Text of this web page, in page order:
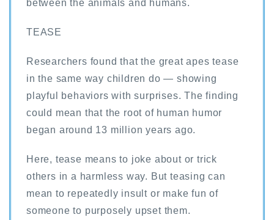
between the animals and humans.
TEASE
Researchers found that the great apes tease
in the same way children do — showing
playful behaviors with surprises. The finding
could mean that the root of human humor
began around 13 million years ago.
Here, tease means to joke about or trick
others in a harmless way. But teasing can
mean to repeatedly insult or make fun of
someone to purposely upset them.